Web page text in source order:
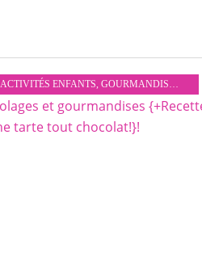
ACTIVITÉS ENFANTS GOURMANDISES